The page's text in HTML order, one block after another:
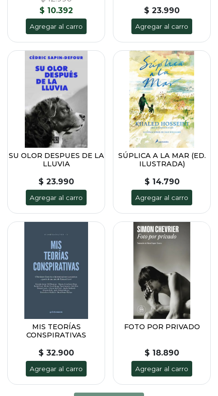
$ 10.392
Agregar al carro
$ 23.990
Agregar al carro
SU OLOR DESPUES DE LA
LLUVIA
$ 23.990
Agregar al carro
SÚPLICA A LA MAR (ED.
ILUSTRADA)
$ 14.790
Agregar al carro
MIS TEORÍAS
CONSPIRATIVAS
$ 32.900
Agregar al carro
FOTO POR PRIVADO
$ 18.890
Agregar al carro